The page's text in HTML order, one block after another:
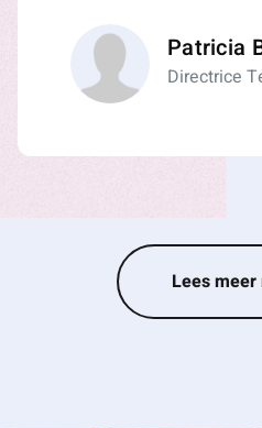
Patricia
Directrice
Lees